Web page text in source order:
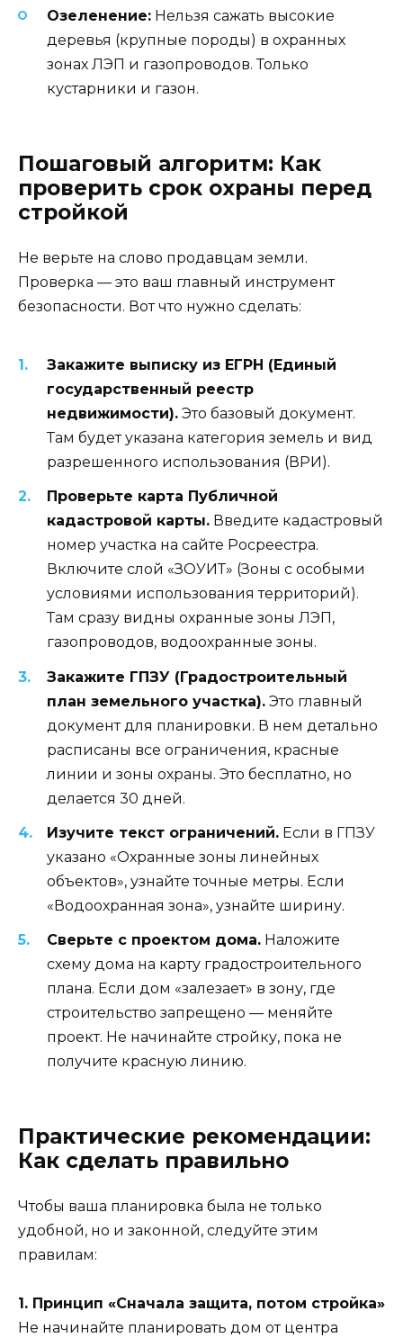
Озеленение: Нельзя сажать высокие
деревья (крупные породы) в охранных
зонах ЛЭП и газопроводов. Только
кустарники и газон.
Пошаговый алгоритм: Как
проверить срок охраны перед
стройкой
Не верьте на слово продавцам земли.
Проверка — это ваш главный инструмент
безопасности. Вот что нужно сделать:
Закажите выписку из ЕГРН (Единый
государственный реестр
недвижимости). Это базовый документ.
Там будет указана категория земель и вид
разрешенного использования (ВРИ).
Проверьте карта Публичной
кадастровой карты. Введите кадастровый
номер участка на сайте Росреестра.
Включите слой «ЗОУИТ» (Зоны с особыми
условиями использования территорий).
Там сразу видны охранные зоны ЛЭП,
газопроводов, водоохранные зоны.
Закажите ГПЗУ (Градостроительный
план земельного участка). Это главный
документ для планировки. В нем детально
расписаны все ограничения, красные
линии и зоны охраны. Это бесплатно, но
делается 30 дней.
Изучите текст ограничений. Если в ГПЗУ
указано «Охранные зоны линейных
объектов», узнайте точные метры. Если
«Водоохранная зона», узнайте ширину.
Сверьте с проектом дома. Наложите
схему дома на карту градостроительного
плана. Если дом «залезает» в зону, где
строительство запрещено — меняйте
проект. Не начинайте стройку, пока не
получите красную линию.
Практические рекомендации:
Как сделать правильно
Чтобы ваша планировка была не только
удобной, но и законной, следуйте этим
правилам:
1. Принцип «Сначала защита, потом стройка»
Не начинайте планировать дом от центра